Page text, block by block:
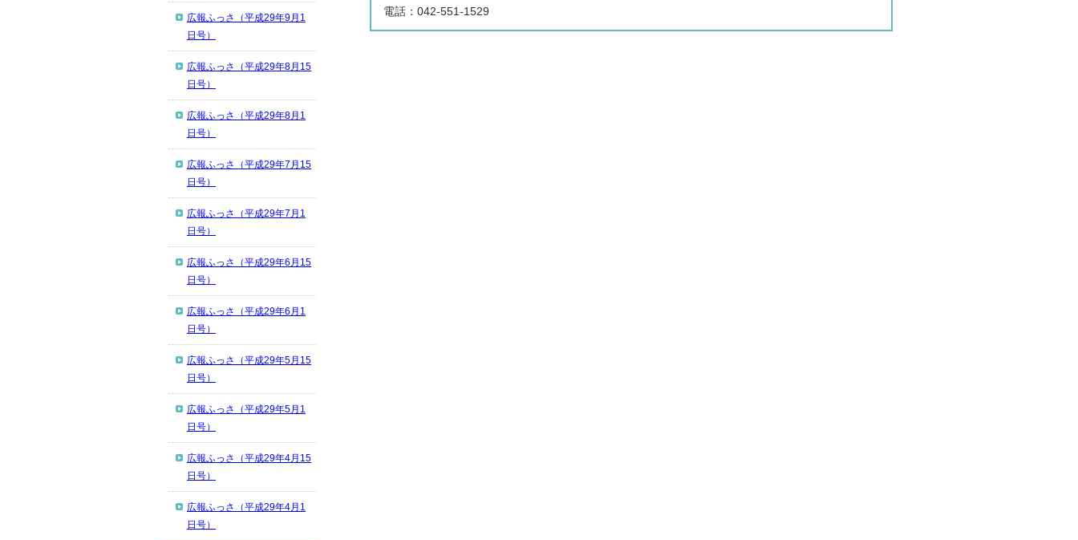
電話：042-551-1529
広報ふっさ（平成29年9月1
日号）
広報ふっさ（平成29年8月15
日号）
広報ふっさ（平成29年8月1
日号）
広報ふっさ（平成29年7月15
日号）
広報ふっさ（平成29年7月1
日号）
広報ふっさ（平成29年6月15
日号）
広報ふっさ（平成29年6月1
日号）
広報ふっさ（平成29年5月15
日号）
広報ふっさ（平成29年5月1
日号）
広報ふっさ（平成29年4月15
日号）
広報ふっさ（平成29年4月1
日号）